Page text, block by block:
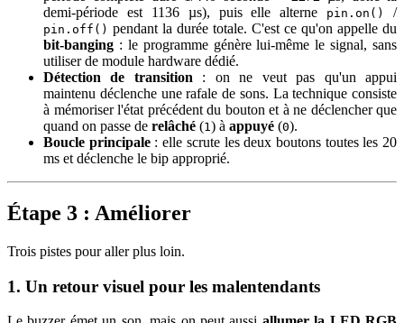
demi-période est 1136 µs), puis elle alterne
pin.on() /
pin.off() pendant la durée totale. C'est ce qu'on appelle du
bit-banging : le programme génère lui-même le signal, sans
utiliser de module hardware dédié.
Détection de transition : on ne veut pas qu'un appui
maintenu déclenche une rafale de sons. La technique consiste
à mémoriser l'état précédent du bouton et à ne déclencher que
quand on passe de relâché (1) à appuyé (0).
Boucle principale: elle scrute les deux boutons toutes les 20
ms et déclenche le bip approprié.
Étape 3 : Améliorer
Trois pistes pour aller plus loin.
1. Un retour visuel pour les malentendants